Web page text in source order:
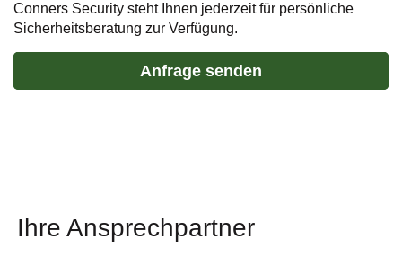
Conners Security steht Ihnen jederzeit für persönliche
Sicherheitsberatung zur Verfügung.
Anfrage senden
Ihre Ansprechpartner